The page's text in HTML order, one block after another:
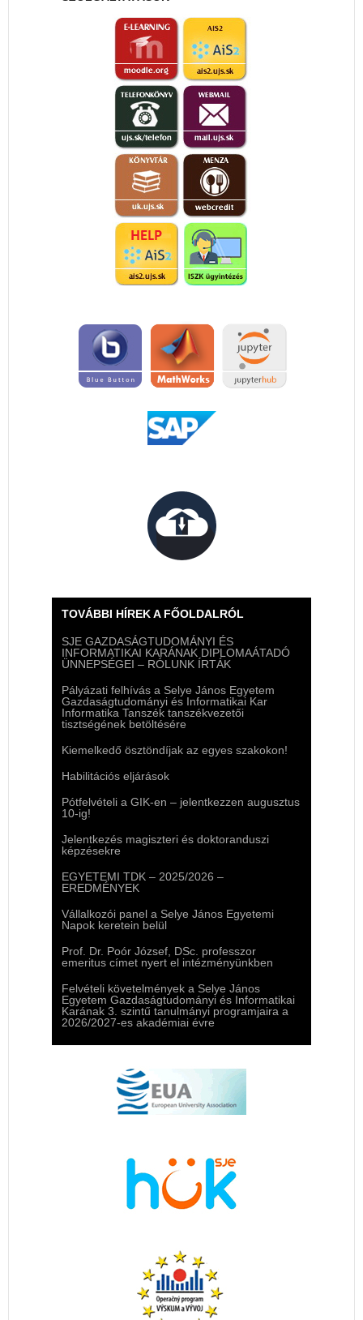
TOVÁBBI HÍREK A FŐOLDALRÓL
SJE GAZDASÁGTUDOMÁNYI ÉS
INFORMATIKAI KARÁNAK DIPLOMAÁTADÓ
ÜNNEPSÉGEI – RÓLUNK ÍRTÁK
Pályázati felhívás a Selye János Egyetem
Gazdaságtudományi és Informatikai Kar
Informatika Tanszék tanszékvezetői
tisztségének betöltésére
Kiemelkedő ösztöndíjak az egyes szakokon!
Habilitációs eljárások
Pótfelvételi a GIK-en – jelentkezzen augusztus
10-ig!
Jelentkezés magiszteri és doktoranduszi
képzésekre
EGYETEMI TDK – 2025/2026 –
EREDMÉNYEK
Vállalkozói panel a Selye János Egyetemi
Napok keretein belül
Prof. Dr. Poór József, DSc. professzor
emeritus címet nyert el intézményünkben
Felvételi követelmények a Selye János
Egyetem Gazdaságtudományi és Informatikai
Karának 3. szintű tanulmányi programjaira a
2026/2027-es akadémiai évre